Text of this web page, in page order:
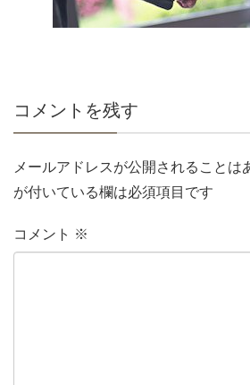
コメントを残す
メールアドレスが公開されることは
が付いている欄は必須項目です
コメント ※